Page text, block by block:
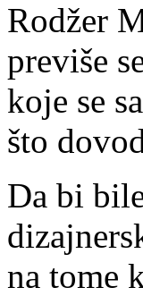
Rodžer
previše
koje se
što
Da bi
na tome